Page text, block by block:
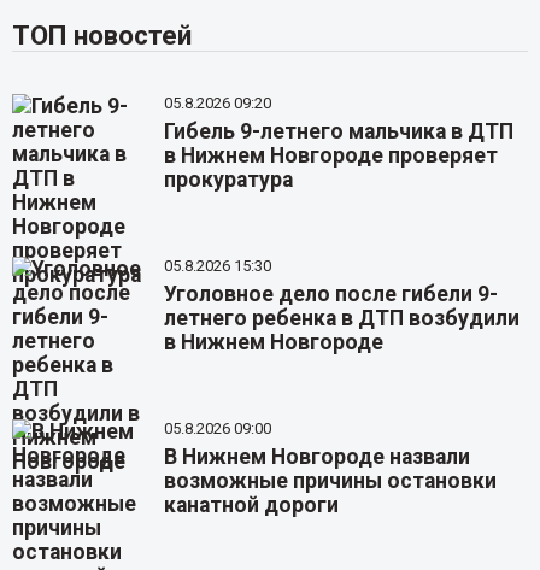
ТОП новостей
05.8.2026 09:20
Гибель 9-летнего мальчика в ДТП
в Нижнем Новгороде проверяет
прокуратура
05.8.2026 15:30
Уголовное дело после гибели 9-
летнего ребенка в ДТП возбудили
в Нижнем Новгороде
05.8.2026 09:00
В Нижнем Новгороде назвали
возможные причины остановки
канатной дороги